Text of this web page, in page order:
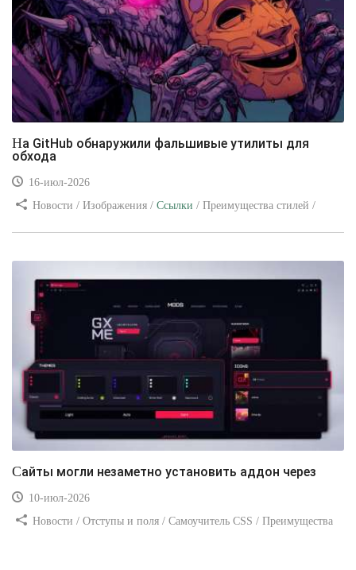
На GitHub обнаружили фальшивые утилиты для
обхода
16-июл-2026
Новости / Изображения / Ссылки / Преимущества стилей /
Сайты могли незаметно установить аддон через
10-июл-2026
Новости / Отступы и поля / Самоучитель CSS / Преимущества